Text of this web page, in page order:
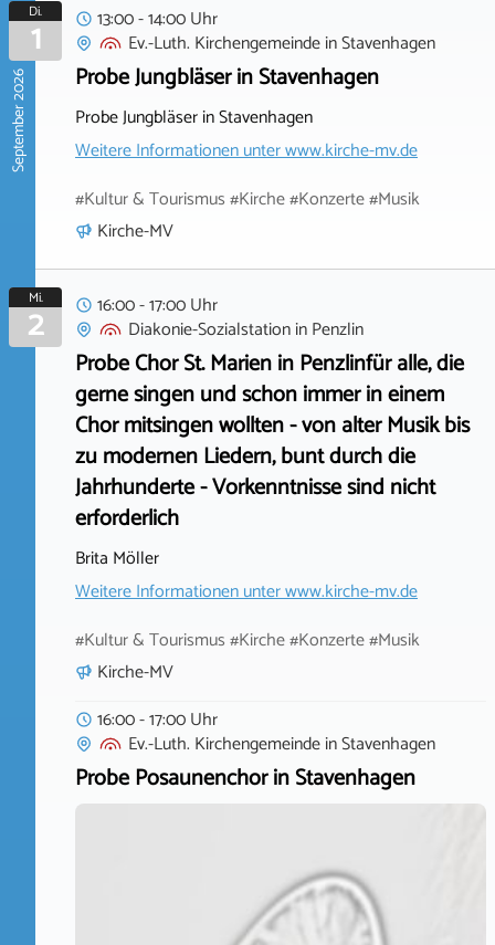
September 2026
Di.
1
13:00 - 14:00 Uhr
Ev.-Luth. KirchengemeindeinStavenhagen
Probe Jungbläser in Stavenhagen
Probe Jungbläser in Stavenhagen
Weitere Informationen unterwww.kirche-mv.de
#Kultur & Tourismus #Kirche #Konzerte #Musik
Kirche-MV
Mi.
2
16:00 - 17:00 Uhr
Diakonie-SozialstationinPenzlin
Probe Chor St. Marien in Penzlinfür alle, die
gerne singen und schon immer in einem
Chor mitsingen wollten - von alter Musik bis
zu modernen Liedern, bunt durch die
Jahrhunderte - Vorkenntnisse sind nicht
erforderlich
Brita Möller
Weitere Informationen unterwww.kirche-mv.de
#Kultur & Tourismus #Kirche #Konzerte #Musik
Kirche-MV
16:00 - 17:00 Uhr
Ev.-Luth. KirchengemeindeinStavenhagen
Probe Posaunenchor in Stavenhagen